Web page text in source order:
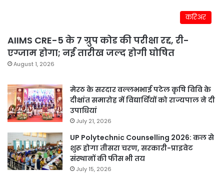
करिअर
AIIMS CRE-5 के 7 ग्रुप कोड की परीक्षा रद्द, री-
एग्जाम होगा; नई तारीख जल्द होगी घोषित
August 1, 2026
मेरठ के सरदार वल्लभभाई पटेल कृषि विवि के
दीक्षांत समारोह में विद्यार्थियों को राज्यपाल ने दी
उपाधियां
July 21, 2026
UP Polytechnic Counselling 2026: कल से
शुरू होगा तीसरा चरण, सरकारी-प्राइवेट
संस्थानों की फीस भी तय
July 15, 2026